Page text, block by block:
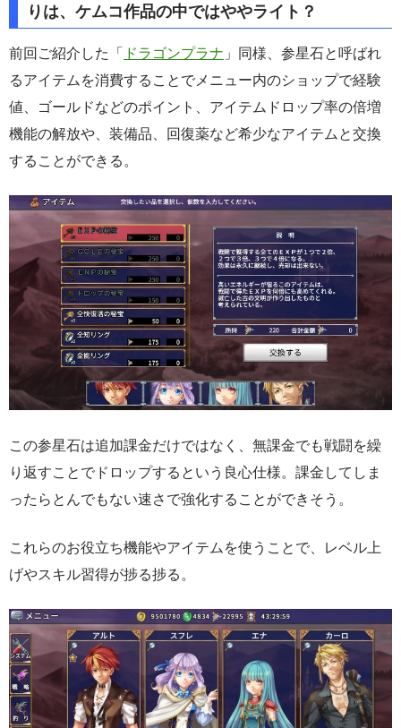
りは、ケムコ作品の中ではややライト？
前回ご紹介した「 ドラゴンプラナ 」同様、参星石と呼ばれ
るアイテムを消費することでメニュー内のショップで経験
値、ゴールドなどのポイント、アイテムドロップ率の倍増
機能の解放や、装備品、回復薬など希少なアイテムと交換
することができる。
この参星石は追加課金だけではなく、無課金でも戦闘を繰
り返すことでドロップするという良心仕様。課金してしま
ったらとんでもない速さで強化することができそう。
これらのお役立ち機能やアイテムを使うことで、レベル上
げやスキル習得が捗る捗る。